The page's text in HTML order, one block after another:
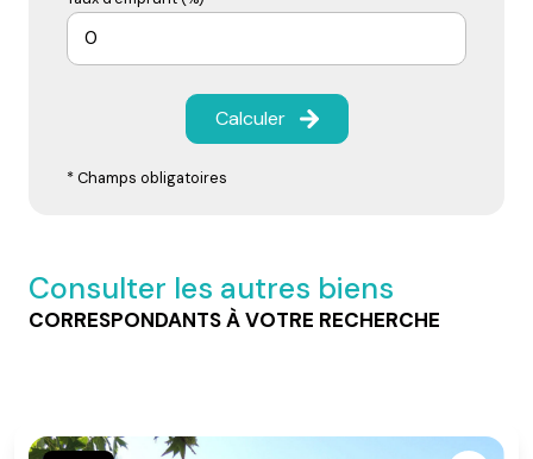
Calculer
* Champs obligatoires
Consulter les autres biens
CORRESPONDANTS À VOTRE RECHERCHE